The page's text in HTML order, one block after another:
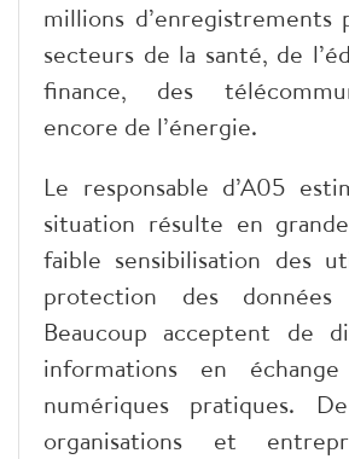
millions d’enregistrements
secteurs de la santé, de
finance, des
encore de l’énergie.
Le responsable d’A05
situation résulte en
faible sensibilisation des
protection des données
Beaucoup acceptent de
informations en
numériques pratiques.
organisations et